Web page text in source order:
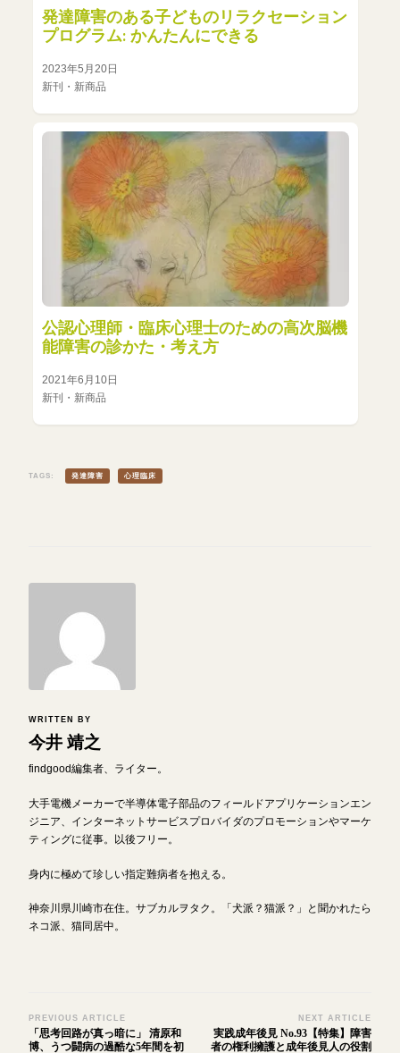
発達障害のある子どものリラクセーション
プログラム: かんたんにできる
2023年5月20日
新刊・新商品
公認心理師・臨床心理士のための高次脳機
能障害の診かた・考え方
2021年6月10日
新刊・新商品
TAGS: 発達障害 心理臨床
WRITTEN BY
今井 靖之
findgood編集者、ライター。
大手電機メーカーで半導体電子部品のフィールドアプリケーションエン
ジニア、インターネットサービスプロバイダのプロモーションやマーケ
ティングに従事。以後フリー。
身内に極めて珍しい指定難病者を抱える。
神奈川県川崎市在住。サブカルヲタク。「犬派？猫派？」と聞かれたら
ネコ派、猫同居中。
Post
Navigation
PREVIOUS ARTICLE
「思考回路が真っ暗に」 清原和
博、うつ闘病の過酷な5年間を初
NEXT ARTICLE
実践成年後見 No.93【特集】障害
者の権利擁護と成年後見人の役割